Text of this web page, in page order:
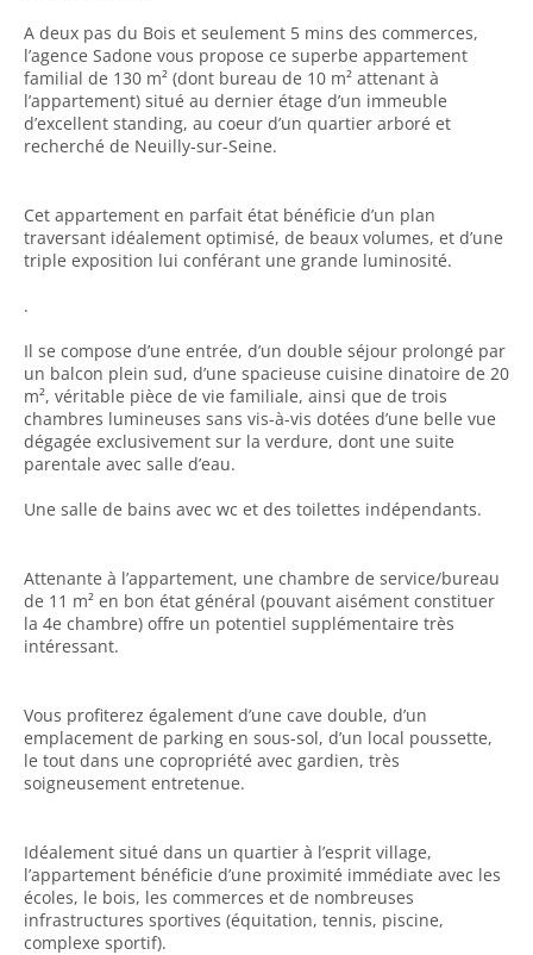
A deux pas du Bois et seulement 5 mins des commerces,
l’agence Sadone vous propose ce superbe appartement
familial de 130 m² (dont bureau de 10 m² attenant à
l’appartement) situé au dernier étage d’un immeuble
d’excellent standing, au coeur d’un quartier arboré et
recherché de Neuilly-sur-Seine.
Cet appartement en parfait état bénéficie d’un plan
traversant idéalement optimisé, de beaux volumes, et d’une
triple exposition lui conférant une grande luminosité.
.
Il se compose d’une entrée, d’un double séjour prolongé par
un balcon plein sud, d’une spacieuse cuisine dinatoire de 20
m², véritable pièce de vie familiale, ainsi que de trois
chambres lumineuses sans vis-à-vis dotées d’une belle vue
dégagée exclusivement sur la verdure, dont une suite
parentale avec salle d’eau.
Une salle de bains avec wc et des toilettes indépendants.
Attenante à l’appartement, une chambre de service/bureau
de 11 m² en bon état général (pouvant aisément constituer
la 4e chambre) offre un potentiel supplémentaire très
intéressant.
Vous profiterez également d’une cave double, d’un
emplacement de parking en sous-sol, d’un local poussette,
le tout dans une copropriété avec gardien, très
soigneusement entretenue.
Idéalement situé dans un quartier à l’esprit village,
l’appartement bénéficie d’une proximité immédiate avec les
écoles, le bois, les commerces et de nombreuses
infrastructures sportives (équitation, tennis, piscine,
complexe sportif).